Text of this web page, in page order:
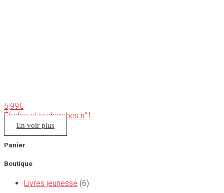
5,99€
Études et recherches n°1
En voir plus
Panier
Boutique
Livres jeunesse (6)